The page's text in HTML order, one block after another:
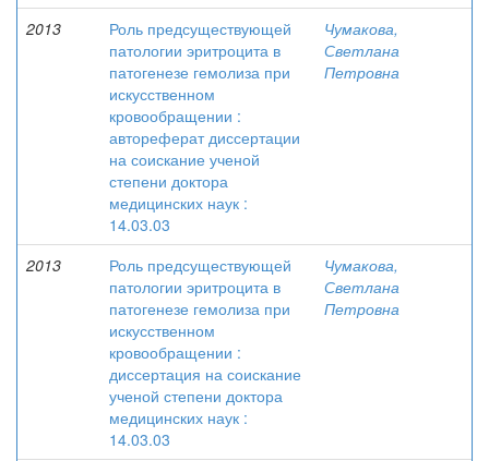
2013
Роль предсуществующей
патологии эритроцита в
патогенезе гемолиза при
искусственном
кровообращении :
автореферат диссертации
на соискание ученой
степени доктора
медицинских наук :
14.03.03
Чумакова,
Светлана
Петровна
2013
Роль предсуществующей
патологии эритроцита в
патогенезе гемолиза при
искусственном
кровообращении :
диссертация на соискание
ученой степени доктора
медицинских наук :
14.03.03
Чумакова,
Светлана
Петровна